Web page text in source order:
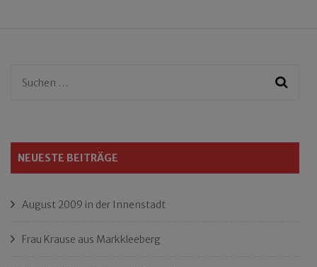
Suchen
NEUESTE BEITRÄGE
August 2009 in der Innenstadt
Frau Krause aus Markkleeberg